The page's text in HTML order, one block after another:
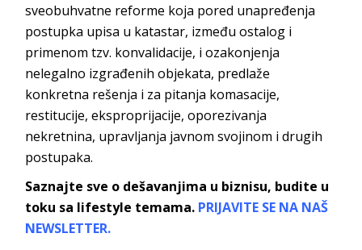
sveobuhvatne reforme koja pored unapređenja
postupka upisa u katastar, između ostalog i
primenom tzv. konvalidacije, i ozakonjenja
nelegalno izgrađenih objekata, predlaže
konkretna rešenja i za pitanja komasacije,
restitucije, eksproprijacije, oporezivanja
nekretnina, upravljanja javnom svojinom i drugih
postupaka.
Saznajte sve o dešavanjima u biznisu, budite u
toku sa lifestyle temama. PRIJAVITE SE NA NAŠ
NEWSLETTER.